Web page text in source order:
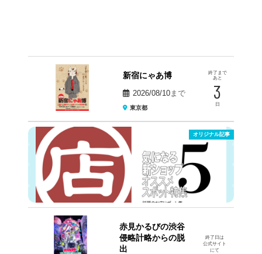
新宿にゃあ博
2026/08/10まで
東京都
終了まで
あと
3
日
オリジナル記事
赤見かるびの渋谷
侵略計略からの脱
出
終了日は
公式サイト
にて